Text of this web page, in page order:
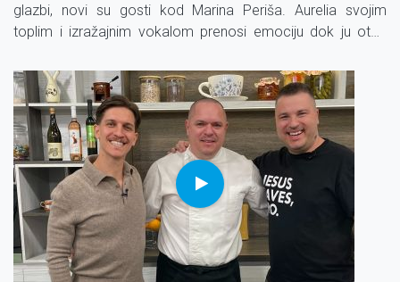
glazbi, novi su gosti kod Marina Periša. Aurelia svojim
toplim i izražajnim vokalom prenosi emociju dok ju otac